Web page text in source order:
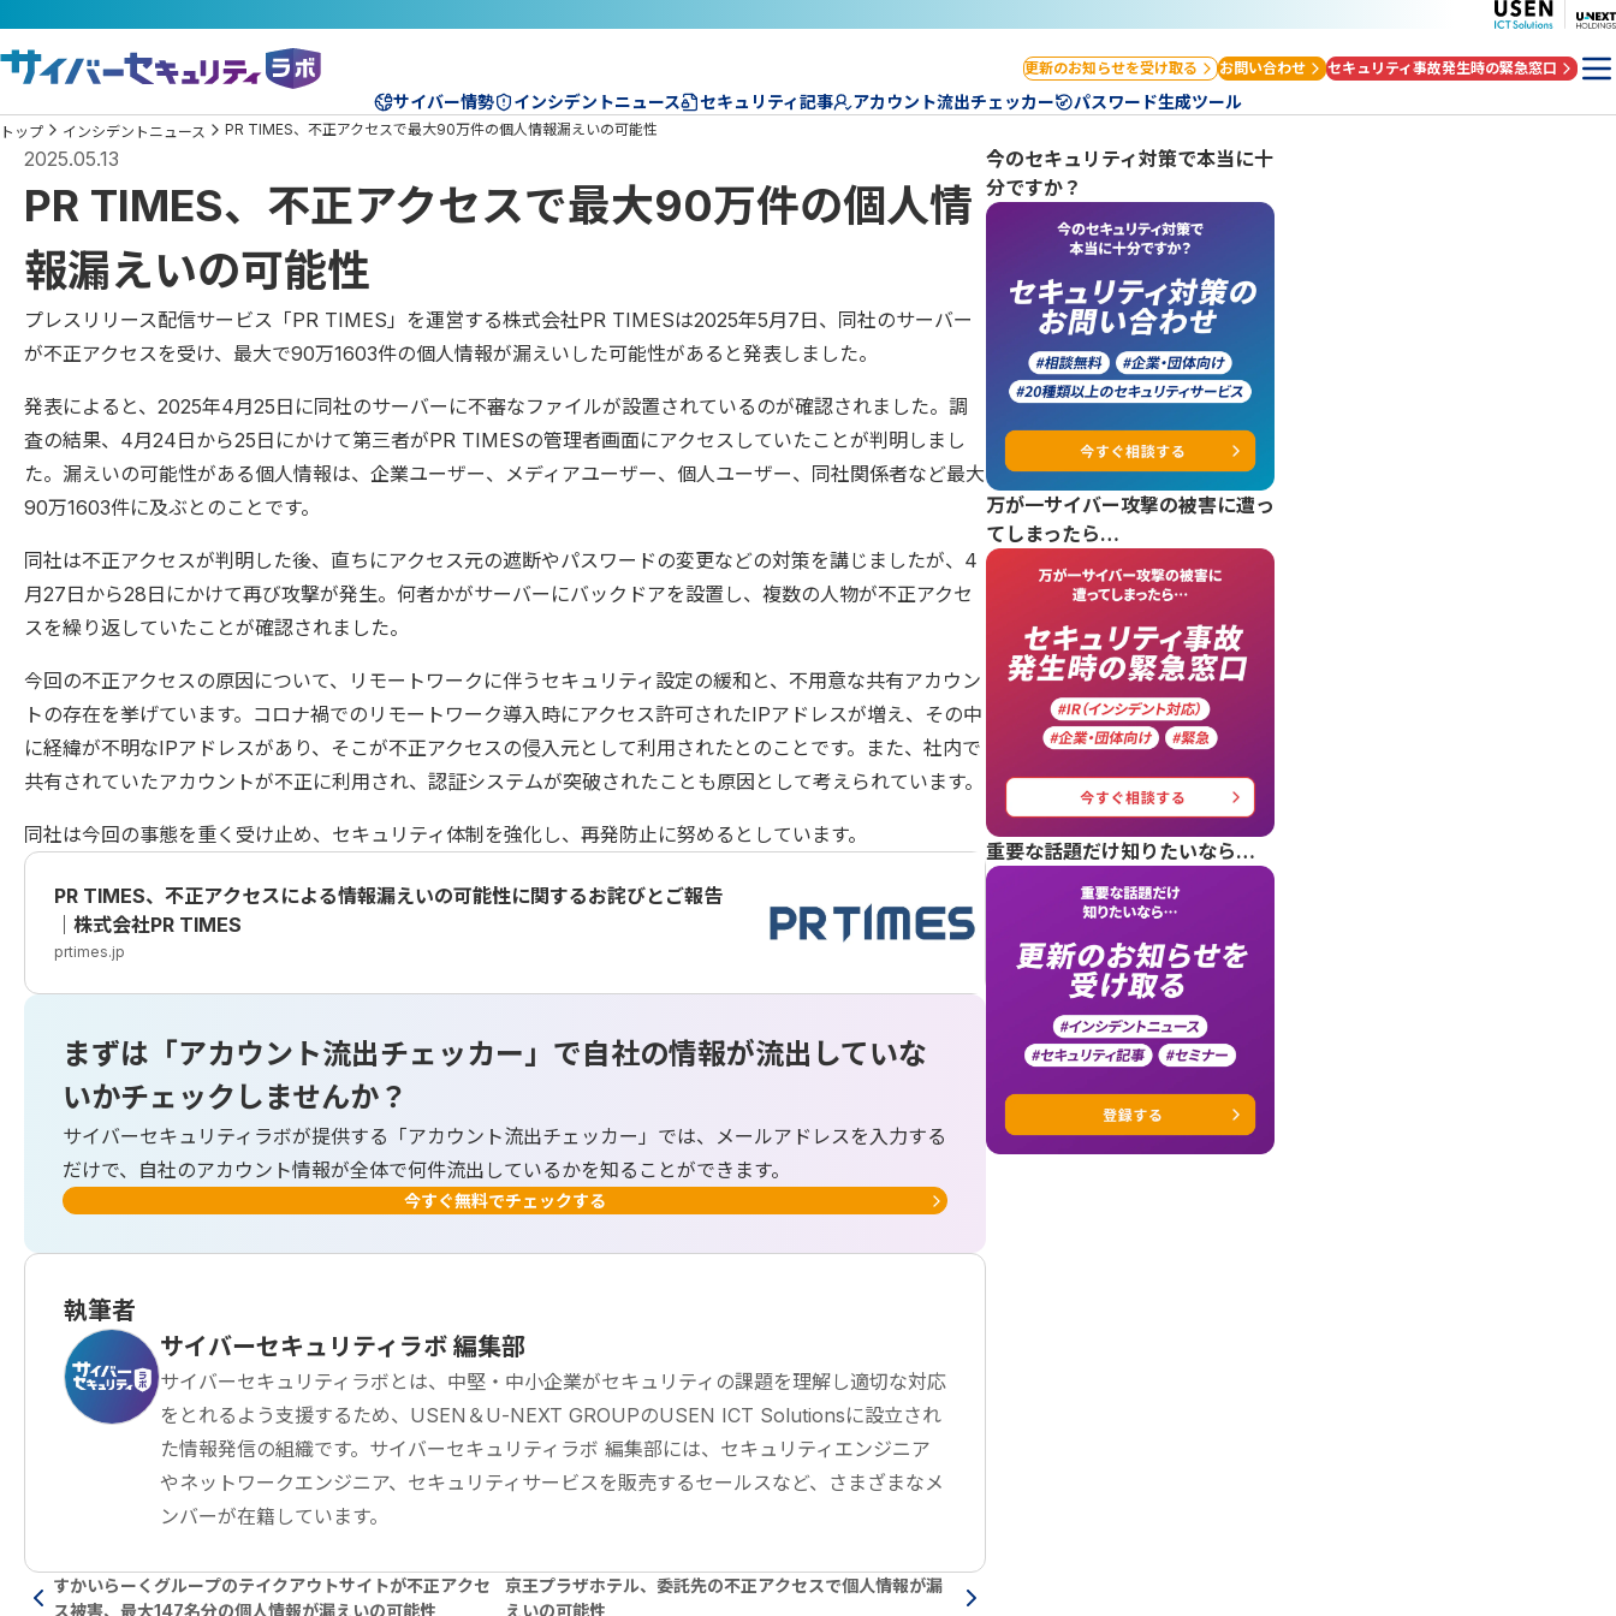
更新のお知らせを受け取る お問い合わせ セキュリティ事故発生時の緊急窓口
サイバー情勢 インシデントニュース セキュリティ記事 アカウント流出チェッカー パスワード生成ツール
トップ インシデントニュース PR TIMES、不正アクセスで最大90万件の個人情報漏えいの可能性
2025.05.13
PR TIMES、不正アクセスで最大90万件の個人情
報漏えいの可能性
プレスリリース配信サービス「PR TIMES」を運営する株式会社PR TIMESは2025年5月7日、同社のサーバー
が不正アクセスを受け、最大で90万1603件の個人情報が漏えいした可能性があると発表しました。
発表によると、2025年4月25日に同社のサーバーに不審なファイルが設置されているのが確認されました。調
査の結果、4月24日から25日にかけて第三者がPR TIMESの管理者画面にアクセスしていたことが判明しまし
た。漏えいの可能性がある個人情報は、企業ユーザー、メディアユーザー、個人ユーザー、同社関係者など最大
90万1603件に及ぶとのことです。
同社は不正アクセスが判明した後、直ちにアクセス元の遮断やパスワードの変更などの対策を講じましたが、4
月27日から28日にかけて再び攻撃が発生。何者かがサーバーにバックドアを設置し、複数の人物が不正アクセ
スを繰り返していたことが確認されました。
今回の不正アクセスの原因について、リモートワークに伴うセキュリティ設定の緩和と、不用意な共有アカウン
トの存在を挙げています。コロナ禍でのリモートワーク導入時にアクセス許可されたIPアドレスが増え、その中
に経緯が不明なIPアドレスがあり、そこが不正アクセスの侵入元として利用されたとのことです。また、社内で
共有されていたアカウントが不正に利用され、認証システムが突破されたことも原因として考えられています。
同社は今回の事態を重く受け止め、セキュリティ体制を強化し、再発防止に努めるとしています。
PR TIMES、不正アクセスによる情報漏えいの可能性に関するお詫びとご報告
｜株式会社PR TIMES
prtimes.jp
まずは「アカウント流出チェッカー」で自社の情報が流出していな
いかチェックしませんか？
サイバーセキュリティラボが提供する「アカウント流出チェッカー」では、メールアドレスを入力する
だけで、自社のアカウント情報が全体で何件流出しているかを知ることができます。
今すぐ無料でチェックする
執筆者
サイバーセキュリティラボ 編集部
サイバーセキュリティラボとは、中堅・中小企業がセキュリティの課題を理解し適切な対応
をとれるよう支援するため、USEN＆U-NEXT GROUPのUSEN ICT Solutionsに設立され
た情報発信の組織です。サイバーセキュリティラボ 編集部には、セキュリティエンジニア
やネットワークエンジニア、セキュリティサービスを販売するセールスなど、さまざまなメ
ンバーが在籍しています。
すかいらーくグループのテイクアウトサイトが不正アクセ
ス被害、最大147名分の個人情報が漏えいの可能性
京王プラザホテル、委託先の不正アクセスで個人情報が漏
えいの可能性
今のセキュリティ対策で本当に十
分ですか？
万が一サイバー攻撃の被害に遭っ
てしまったら…
重要な話題だけ知りたいなら…